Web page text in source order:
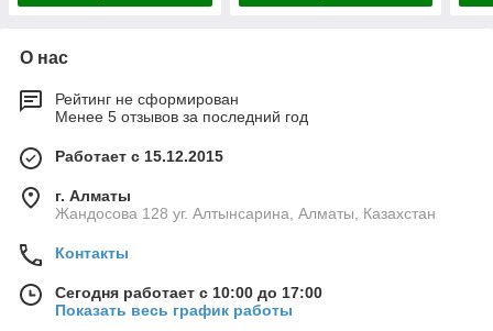
О нас
Рейтинг не сформирован
Менее 5 отзывов за последний год
Работает с 15.12.2015
г. Алматы
Жандосова 128 уг. Алтынсарина, Алматы, Казахстан
Контакты
Сегодня работает с 10:00 до 17:00
Показать весь график работы